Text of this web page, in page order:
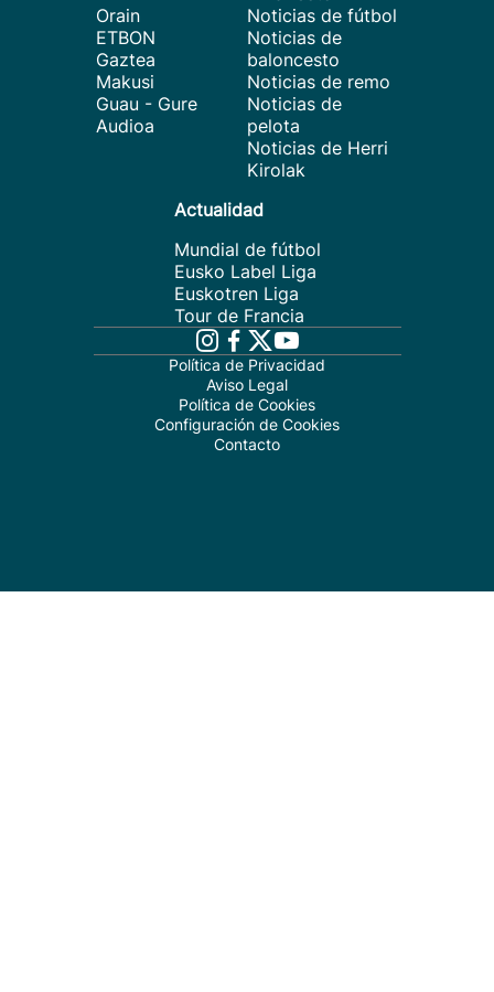
Orain
ETBON
Gaztea
Makusi
Guau - Gure
Audioa
Noticias de fútbol
Noticias de
baloncesto
Noticias de remo
Noticias de
pelota
Noticias de Herri
Kirolak
Actualidad
Mundial de fútbol
Eusko Label Liga
Euskotren Liga
Tour de Francia
Política de Privacidad
Aviso Legal
Política de Cookies
Configuración de Cookies
Contacto